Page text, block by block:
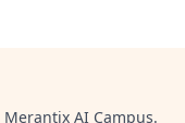
Merantix AI Campus.